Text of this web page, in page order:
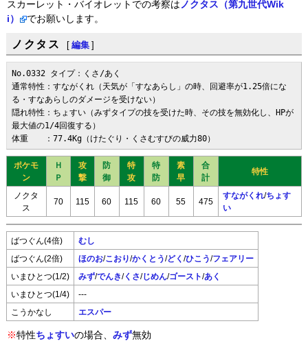
スカーレット・バイオレットでの考察は ノクタス（第九世代Wik
i）
でお願いします。
ノクタス [ 編集 ]
No.0332 タイプ：くさ/あく
通常特性：すながくれ（天気が「すなあらし」の時、回避率が1.25倍にな
る・すなあらしのダメージを受けない）
隠れ特性：ちょすい（みずタイプの技を受けた時、その技を無効化し、HPが
最大値の1/4回復する）
体重　　：77.4Kg（けたぐり・くさむすびの威力80）
ポケモ
ン
Ｈ
Ｐ
攻
撃
防
御
特
攻
特
防
素
早
合
計
特性
ノクタ
ス
70 115 60 115 60 55 475
すながくれ/ちょす
い
ばつぐん(4倍) むし
ばつぐん(2倍) ほのお/こおり/かくとう/どく /ひこう/フェアリー
いまひとつ(1/2) みず/でんき/くさ/じめん/ゴースト/あく
いまひとつ(1/4) ---
こうかなし エスパー
※特性ちょすいの場合、みず無効